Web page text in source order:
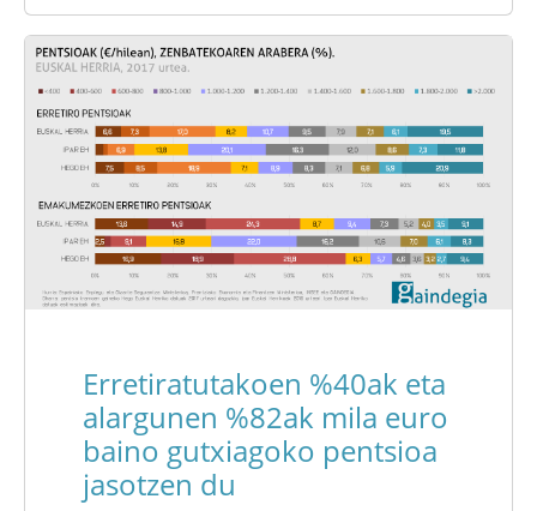
Erretiratutakoen %40ak eta
alargunen %82ak mila euro
baino gutxiagoko pentsioa
jasotzen du